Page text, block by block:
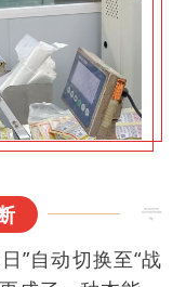
”自动切换至“战